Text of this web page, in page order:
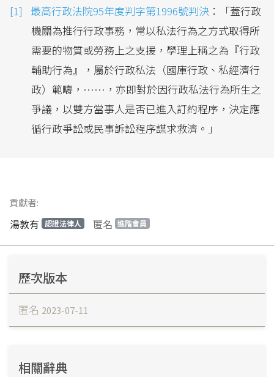
最高行政法院95年度判字第1996號判決 ：「蓋行政
機關為推行行政事務，常以私法行為之方式取得所
需要的物質或勞務上之支援，學理上稱之為『行政
輔助行為』，屬於行政私法（國庫行政、私經濟行
政）範疇，……，亦即對於因行政私法行為所生之
爭議，以雙方當事人是否已進入訂約程序，決定應
循行政爭訟或民事訴訟程序謀求救濟。」
貢獻者:
湯敦有 認證法律人 匿名 進階會員
歷次版本
匿名 2023-07-11
相關辭典